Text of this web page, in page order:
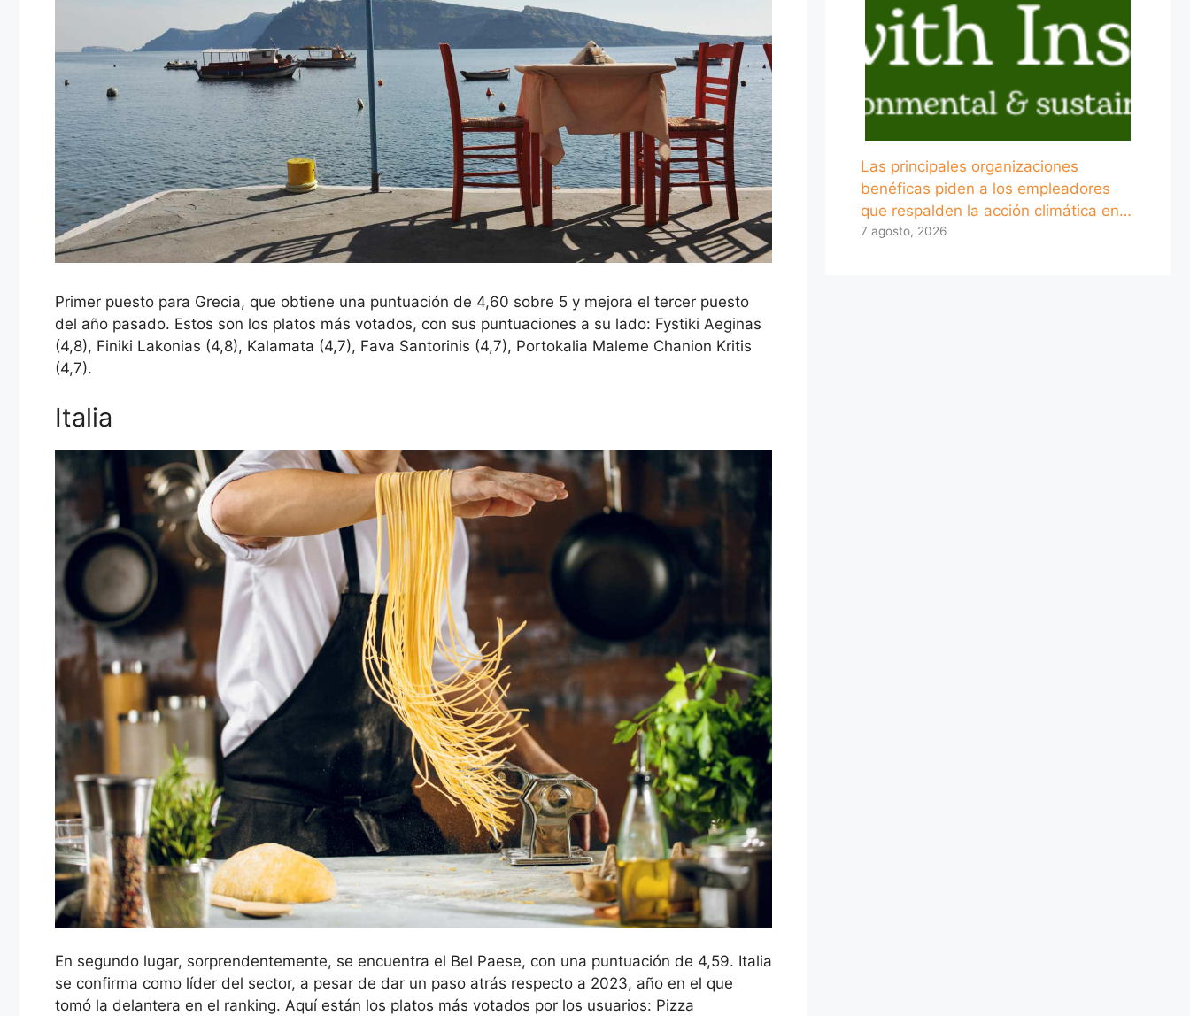
Primer puesto para Grecia, que obtiene una puntuación de 4,60 sobre 5 y mejora el tercer puesto
del año pasado. Estos son los platos más votados, con sus puntuaciones a su lado: Fystiki Aeginas
(4,8), Finiki Lakonias (4,8), Kalamata (4,7), Fava Santorinis (4,7), Portokalia Maleme Chanion Kritis
(4,7).
Italia
En segundo lugar, sorprendentemente, se encuentra el Bel Paese, con una puntuación de 4,59. Italia
se confirma como líder del sector, a pesar de dar un paso atrás respecto a 2023, año en el que
tomó la delantera en el ranking. Aquí están los platos más votados por los usuarios: Pizza
Las principales organizaciones
benéficas piden a los empleadores
que respalden la acción climática en…
7 agosto, 2026